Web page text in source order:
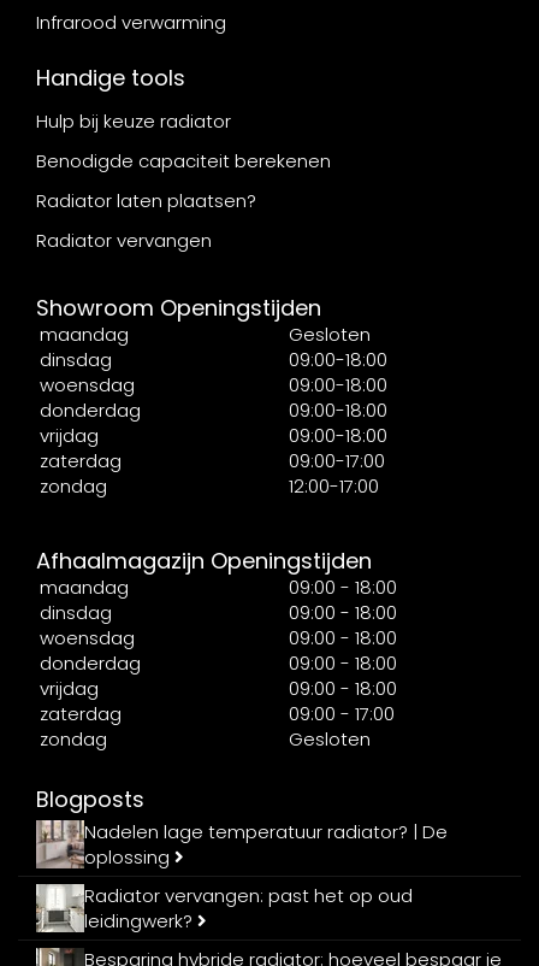
Infrarood verwarming
Handige tools
Hulp bij keuze radiator
Benodigde capaciteit berekenen
Radiator laten plaatsen?
Radiator vervangen
Showroom Openingstijden
maandag
Gesloten
dinsdag
09:00-18:00
woensdag
09:00-18:00
donderdag
09:00-18:00
vrijdag
09:00-18:00
zaterdag
09:00-17:00
zondag
12:00-17:00
Afhaalmagazijn Openingstijden
maandag
09:00 - 18:00
dinsdag
09:00 - 18:00
woensdag
09:00 - 18:00
donderdag
09:00 - 18:00
vrijdag
09:00 - 18:00
zaterdag
09:00 - 17:00
zondag
Gesloten
Blogposts
Nadelen lage temperatuur radiator? | De
oplossing
Radiator vervangen: past het op oud
leidingwerk?
Besparing hybride radiator: hoeveel bespaar je